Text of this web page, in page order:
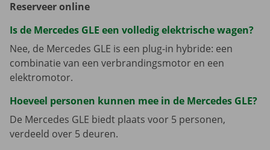
Reserveer online
Is de Mercedes GLE een volledig elektrische wagen?
Nee, de Mercedes GLE is een plug-in hybride: een
combinatie van een verbrandingsmotor en een
elektromotor.
Hoeveel personen kunnen mee in de Mercedes GLE?
De Mercedes GLE biedt plaats voor 5 personen,
verdeeld over 5 deuren.